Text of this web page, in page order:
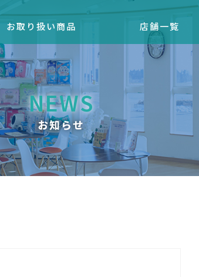
お取り扱い商品 店舗一覧
NEWS
お知らせ